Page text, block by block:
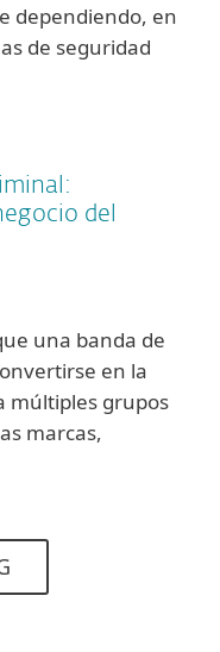
dependiendo, en
de seguridad
del
una banda de
en la
múltiples grupos
marcas,